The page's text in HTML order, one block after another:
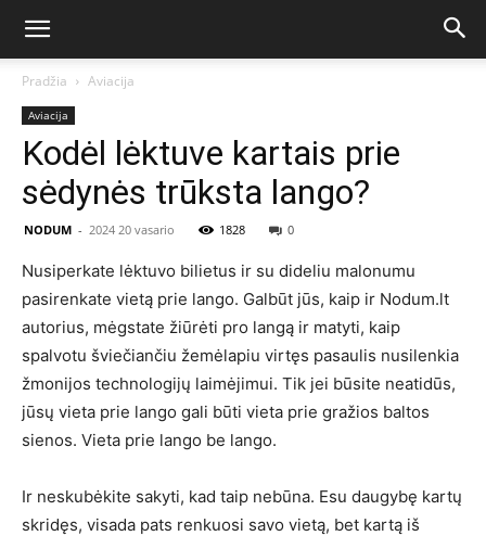
Pradžia Aviacija
Aviacija
Kodėl lėktuve kartais prie
sėdynės trūksta lango?
NODUM - 2024 20 vasario 1828 0
Nusiperkate lėktuvo bilietus ir su dideliu malonumu
pasirenkate vietą prie lango. Galbūt jūs, kaip ir Nodum.lt
autorius, mėgstate žiūrėti pro langą ir matyti, kaip
spalvotu šviečiančiu žemėlapiu virtęs pasaulis nusilenkia
žmonijos technologijų laimėjimui. Tik jei būsite neatidūs,
jūsų vieta prie lango gali būti vieta prie gražios baltos
sienos. Vieta prie lango be lango.
Ir neskubėkite sakyti, kad taip nebūna. Esu daugybę kartų
skridęs, visada pats renkuosi savo vietą, bet kartą iš